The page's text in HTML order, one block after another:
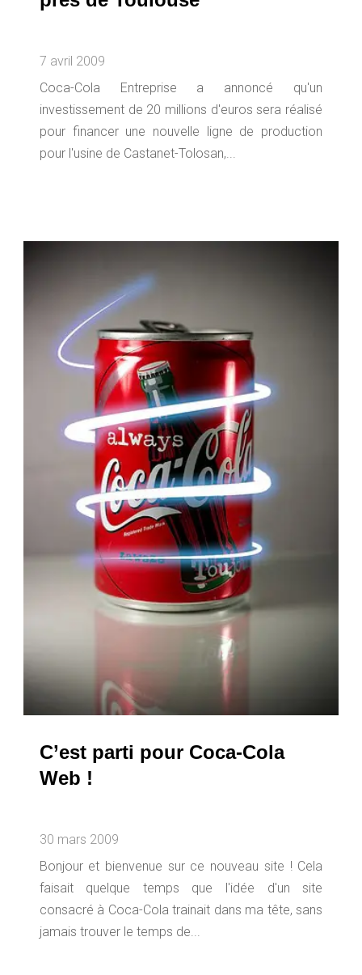
7 avril 2009
Coca-Cola Entreprise a annoncé qu'un
investissement de 20 millions d'euros sera réalisé
pour financer une nouvelle ligne de production
pour l'usine de Castanet-Tolosan,...
C’est parti pour Coca-Cola
Web !
30 mars 2009
Bonjour et bienvenue sur ce nouveau site ! Cela
faisait quelque temps que l'idée d'un site
consacré à Coca-Cola trainait dans ma tête, sans
jamais trouver le temps de...